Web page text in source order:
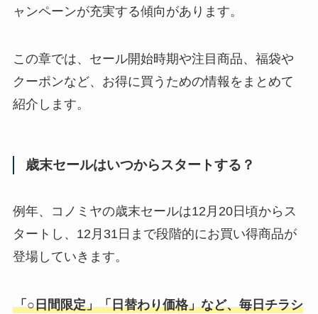
ャンペーンが充実する傾向があります。
この章では、セール開始時期や注目商品、福袋や
クーポンなど、お得に買うための情報をまとめて
紹介します。
歳末セールはいつからスタートする？
例年、コノミヤの歳末セールは12月20日頃からス
タートし、12月31日まで段階的にお買い得商品が
登場していきます。
「○日間限定」「日替わり価格」など、毎日チラシ